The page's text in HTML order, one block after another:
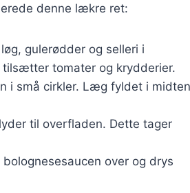
denne lækre ret:
gulerødder og selleri i
tomater og krydderier.
i små cirkler. Læg fyldet i midten
til overfladen. Dette tager
over og drys